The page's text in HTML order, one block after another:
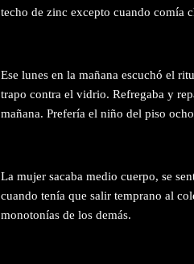
techo de zinc excepto cuando comía
Ese lunes en la mañana escuchó el
trapo contra el vidrio. Refregaba y
mañana. Prefería el niño del piso
La mujer sacaba medio cuerpo, se
cuando tenía que salir temprano al
monotonías de los demás.